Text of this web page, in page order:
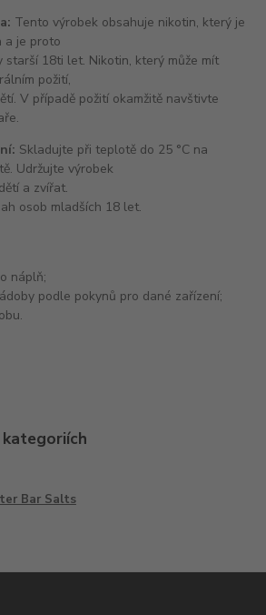
Tento výrobek obsahuje nikotin, který je
a je proto
starší 18ti let. Nikotin, který může mít
požití,
V případě požití okamžitě navštivte
Skladujte při teplotě do 25 °C na
Udržujte výrobek
a zvířat.
osob mladších 18 let.
náplň;
podle pokynů pro dané zařízení;
Bar Salts